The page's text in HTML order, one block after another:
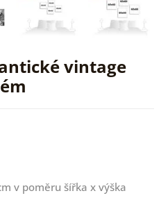
vintage
v poměru šířka x výška